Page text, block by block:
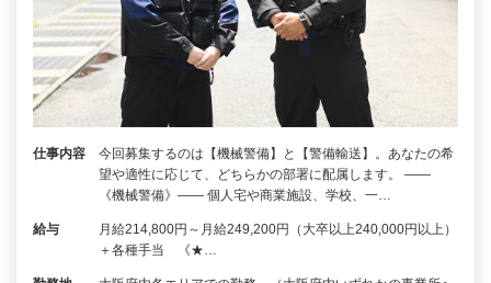
仕事内容
今回募集するのは【機械警備】と【警備輸送】。あなたの希
望や適性に応じて、どちらかの部署に配属します。 ――
《機械警備》―― 個人宅や商業施設、学校、一…
給与
月給214,800円～月給249,200円（大卒以上240,000円以上）
＋各種手当 《★…